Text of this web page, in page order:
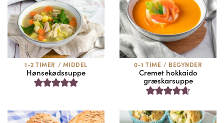
1-2 TIMER / MIDDEL
Hønsekødssuppe
0-1 TIME / BEGYNDER
Cremet hokkaido
græskarsuppe